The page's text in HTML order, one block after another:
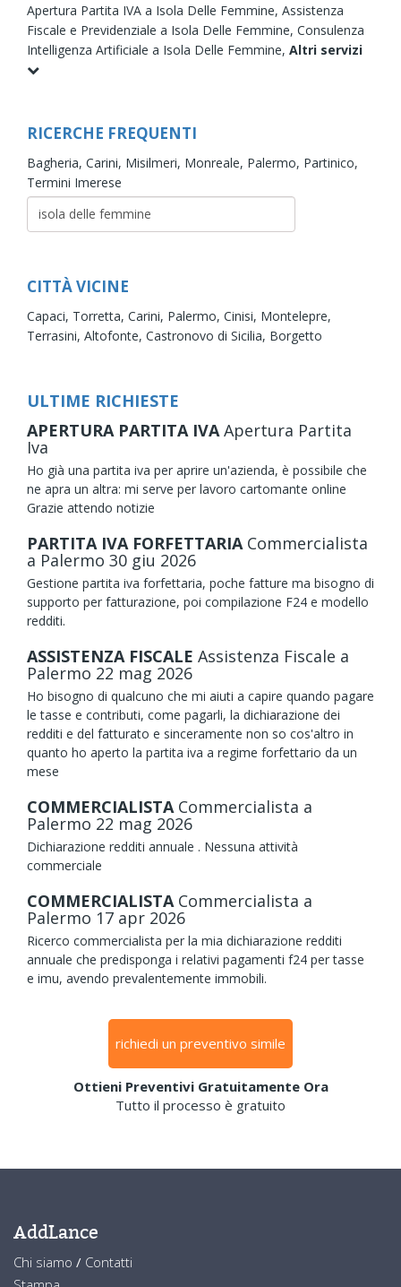
Apertura Partita IVA a Isola Delle Femmine, Assistenza
Fiscale e Previdenziale a Isola Delle Femmine, Consulenza
Intelligenza Artificiale a Isola Delle Femmine, Altri servizi
RICERCHE FREQUENTI
Bagheria, Carini, Misilmeri, Monreale, Palermo, Partinico,
Termini Imerese
CITTÀ VICINE
Capaci, Torretta, Carini, Palermo, Cinisi, Montelepre,
Terrasini, Altofonte, Castronovo di Sicilia, Borgetto
ULTIME RICHIESTE
APERTURA PARTITA IVAApertura Partita
Iva
Ho già una partita iva per aprire un'azienda, è possibile che
ne apra un altra: mi serve per lavoro cartomante online
Grazie attendo notizie
PARTITA IVA FORFETTARIA Commercialista
a Palermo 30 giu 2026
Gestione partita iva forfettaria, poche fatture ma bisogno di
supporto per fatturazione, poi compilazione F24 e modello
redditi.
ASSISTENZA FISCALE Assistenza Fiscale a
Palermo 22 mag 2026
Ho bisogno di qualcuno che mi aiuti a capire quando pagare
le tasse e contributi, come pagarli, la dichiarazione dei
redditi e del fatturato e sinceramente non so cos'altro in
quanto ho aperto la partita iva a regime forfettario da un
mese
COMMERCIALISTA Commercialista a
Palermo 22 mag 2026
Dichiarazione redditi annuale . Nessuna attività
commerciale
COMMERCIALISTA Commercialista a
Palermo 17 apr 2026
Ricerco commercialista per la mia dichiarazione redditi
annuale che predisponga i relativi pagamenti f24 per tasse
e imu, avendo prevalentemente immobili.
richiedi un preventivo simile
Ottieni Preventivi Gratuitamente Ora
Tutto il processo è gratuito
AddLance
Chi siamo / Contatti